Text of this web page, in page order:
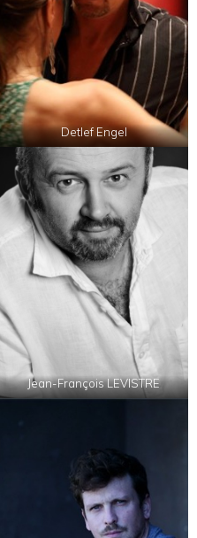
Detlef Engel
Jean-François LEVISTRE